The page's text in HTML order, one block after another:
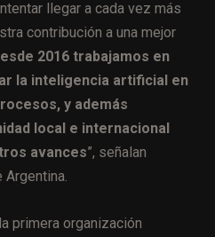
llegar a cada vez más
contribución a una mejor
2016 trabajamos en
la inteligencia artificial en
y además
local e internacional
avances”, señalan
la primera organización